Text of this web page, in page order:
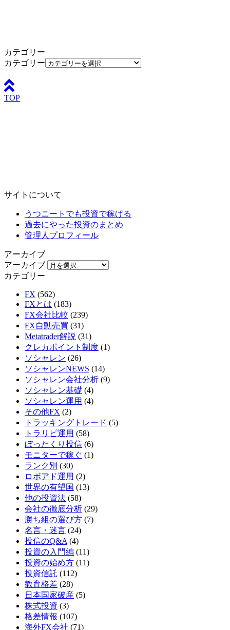
カテゴリー
カテゴリー
TOP
サイトについて
うつニートでも投資で稼げる
過去にやった投資のまとめ
管理人プロフィール
アーカイブ
アーカイブ
カテゴリー
FX (562)
FXとは (183)
FX会社比較 (239)
FX自動売買 (31)
Metatrader解説 (31)
クレカポイント制度 (1)
ソシャレン (26)
ソシャレンNEWS (14)
ソシャレン会社分析 (9)
ソシャレン基礎 (4)
ソシャレン運用 (4)
その他FX (2)
トラッキングトレード (5)
トラリピ運用 (58)
ぼったくり投信 (6)
モニターで稼ぐ (1)
ランク別 (30)
ロボアド運用 (2)
世界の有望国 (13)
他の投資法 (58)
会社の徹底分析 (29)
勝ち組の選び方 (7)
名言・迷言 (24)
投信のQ&A (4)
投資の入門編 (11)
投資の始め方 (11)
投資信託 (112)
教育格差 (28)
日本国家破産 (5)
株式投資 (3)
格差情報 (107)
海外FX会社 (71)